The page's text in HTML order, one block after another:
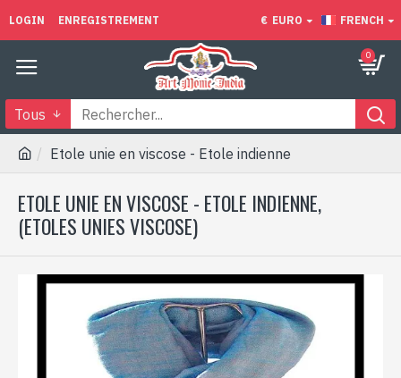
LOGIN ENREGISTREMENT € EURO FRENCH
0
Tous
Etole unie en viscose - Etole indienne
ETOLE UNIE EN VISCOSE - ETOLE INDIENNE,
(ETOLES UNIES VISCOSE)